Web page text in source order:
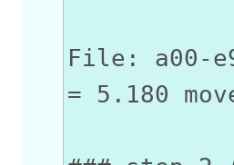
File: a00-
= 5.180